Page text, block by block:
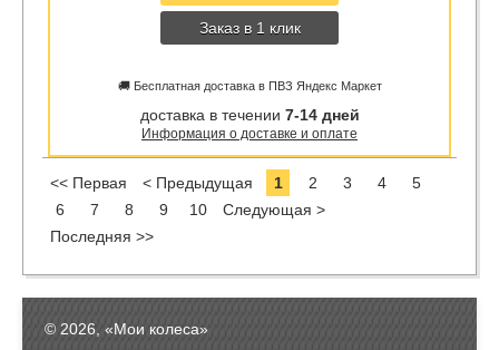
Заказ в 1 клик
🚚 Бесплатная доставка в ПВЗ Яндекс Маркет
доставка в течении 7-14 дней
Информация о доставке и оплате
<< Первая < Предыдущая 1 2 3 4
5
6
7 8 9 10
Следующая >
Последняя >>
© 2026, «Мои колеса»